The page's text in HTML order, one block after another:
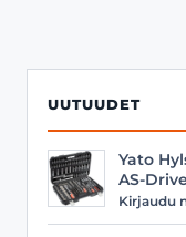
UUTUUDET
Yato
AS-
Kirjaudu